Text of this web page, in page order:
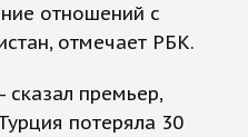
отношений с
отмечает РБК.
сказал премьер,
потеряла 30